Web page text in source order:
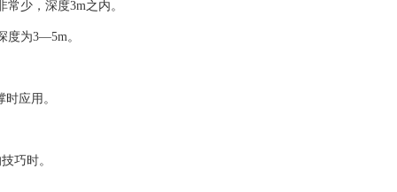
少，深度3m之内。
度为3—5m。
应用。
巧时。